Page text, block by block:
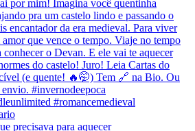
precisava para aquecer